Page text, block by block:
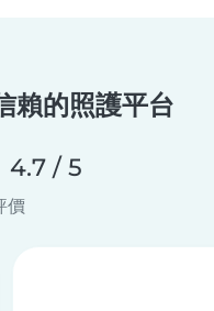
賴的照護平台
4.7 / 5
價